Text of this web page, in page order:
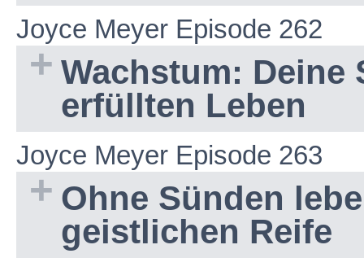
Joyce Meyer Episode 262
Wachstum: Deine
erfüllten Leben
Joyce Meyer Episode 263
Ohne Sünden
geistlichen Reife